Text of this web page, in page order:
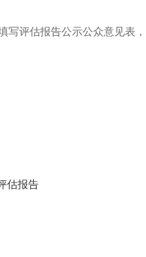
写评估报告公示公众意见表 ，
估报告